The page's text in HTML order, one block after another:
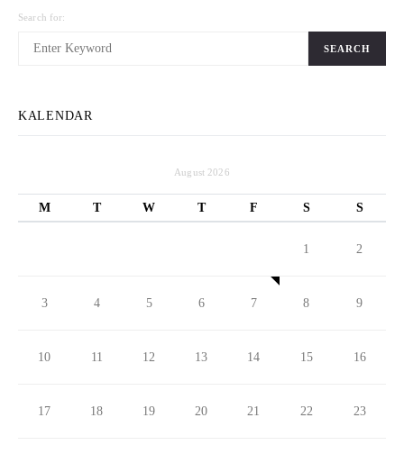
Search for:
SEARCH
KALENDAR
August 2026
M T W T F S S
1 2
3 4 5 6 7 8 9
10 11 12 13 14 15 16
17 18 19 20 21 22 23